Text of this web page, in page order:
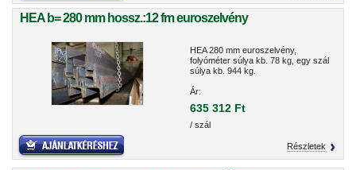
HEA b= 280 mm hossz.:12 fm euroszelvény
HEA 280 mm euroszelvény,
folyóméter súlya kb. 78 kg, egy szál
súlya kb. 944 kg.
Ár:
635 312 Ft
/ szál
Részletek